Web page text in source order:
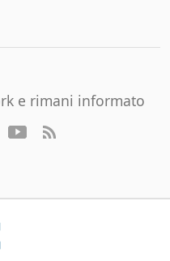
e rimani informato